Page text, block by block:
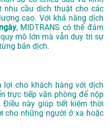
nhu cầu dịch thuật cho các
cao. Với khả năng dịch
, MIDTRANS có thể đảm
mô lớn mà vẫn duy trì sự
bản dịch.
lợi cho khách hàng với dịch
trực tiếp văn phòng để nộp
này giúp tiết kiệm thời
cho những người ở xa hoặc